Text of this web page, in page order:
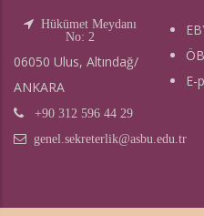
Hükümet Meydanı
No: 2
06050 Ulus, Altındağ/
ANKARA
+90 312 596 44 29
genel.sekreterlik@asbu.edu.tr
E-